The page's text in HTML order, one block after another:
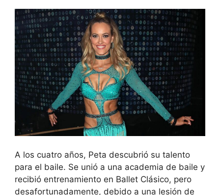
A los cuatro años, Peta descubrió su talento
para el baile. Se unió a una academia de baile y
recibió entrenamiento en Ballet Clásico, pero
desafortunadamente, debido a una lesión de